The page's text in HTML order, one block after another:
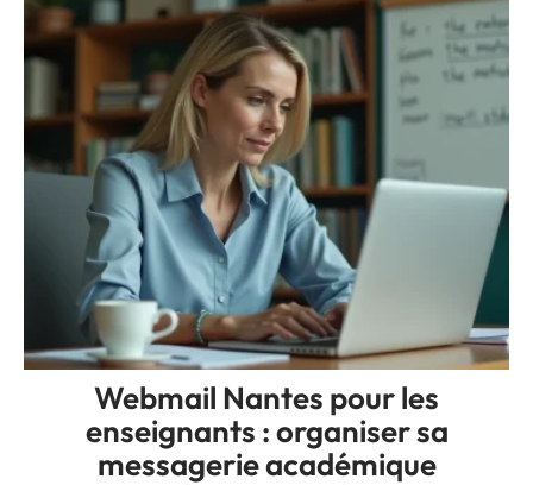
Webmail Nantes pour les
enseignants : organiser sa
messagerie académique